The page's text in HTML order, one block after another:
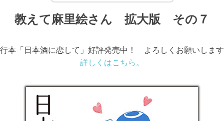
教えて麻里絵さん 拡大版 その７
本「日本酒に恋して」好評発売中！ よろしくお願いしま
詳しくはこちら。